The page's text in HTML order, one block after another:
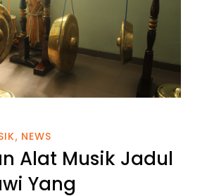
NEWS
Alat Musik Jadul
Yang